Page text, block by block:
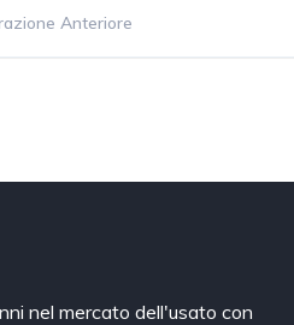
Anteriore
nel mercato dell'usato con